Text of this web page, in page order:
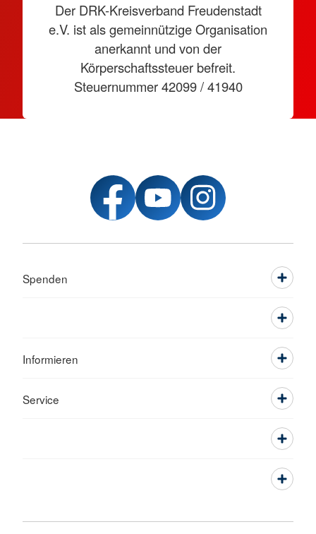
Der DRK-Kreisverband Freudenstadt
e.V. ist als gemeinnützige Organisation
anerkannt und von der
Körperschaftssteuer befreit.
Steuernummer 42099 / 41940
Spenden
Informieren
Service